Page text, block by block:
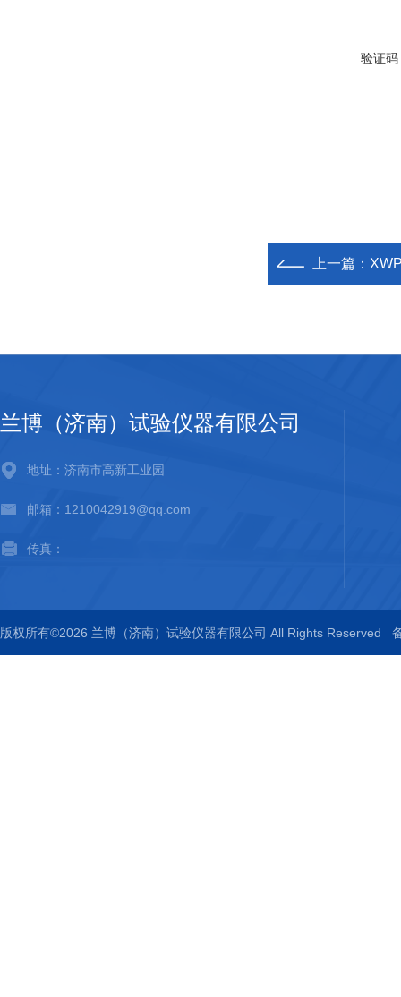
验证码
上一篇：
兰博（济南）试验仪器有限公司
地址：济南市高新工业园
邮箱：1210042919@qq.com
传真：
版权所有©2026 兰博（济南）试验仪器有限公司 All Rights Reserved